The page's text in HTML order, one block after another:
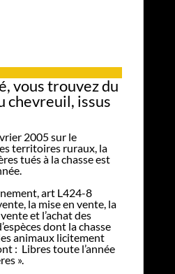
vous trouvez du
chevreuil, issus
2005 sur le
territoires ruraux, la
tués à la chasse est
art L424-8
la mise en vente, la
et l’achat des
dont la chasse
animaux licitement
: Libres toute l’année
».